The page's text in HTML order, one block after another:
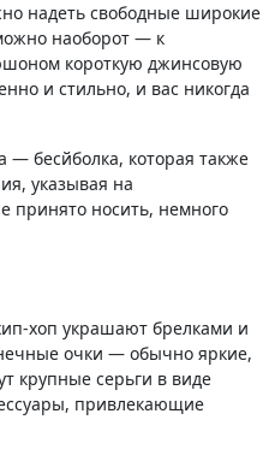
надеть свободные широкие
наоборот — к
короткую джинсовую
и стильно, и вас никогда
бесйболка, которая также
указывая на
принято носить, немного
хоп украшают брелками и
очки — обычно яркие,
крупные серьги в виде
привлекающие